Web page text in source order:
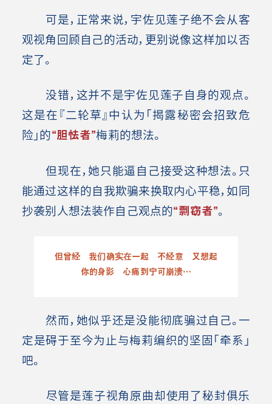
可是，正常来说，宇佐见莲子绝不会从客
观视角回顾自己的活动，更别说像这样加以否
定了。
没错，这并不是宇佐见莲子自身的观点。
这是在『二轮草』中认为「揭露秘密会招致危
险」的“胆怯者”梅莉的想法。
但现在，她只能逼自己接受这种想法。只
能通过这样的自我欺骗来换取内心平稳，如同
抄袭别人想法装作自己观点的“剽窃者”。
但曾经 我们确实在一起 不经意 又想起
你的身影 心痛到宁可崩溃…
然而，她似乎还是没能彻底骗过自己。一
定是碍于至今为止与梅莉编织的坚固「牵系」
吧。
尽管是莲子视角原曲却使用了秘封俱乐